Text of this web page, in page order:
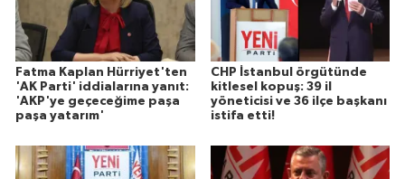
Fatma Kaplan Hürriyet'ten
'AK Parti' iddialarına yanıt:
'AKP'ye geçeceğime paşa
paşa yatarım'
CHP İstanbul örgütünde
kitlesel kopuş: 39 il
yöneticisi ve 36 ilçe başkanı
istifa etti!